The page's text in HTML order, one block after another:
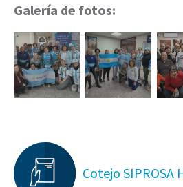
Galería de fotos:
Cotejo SIPROSA